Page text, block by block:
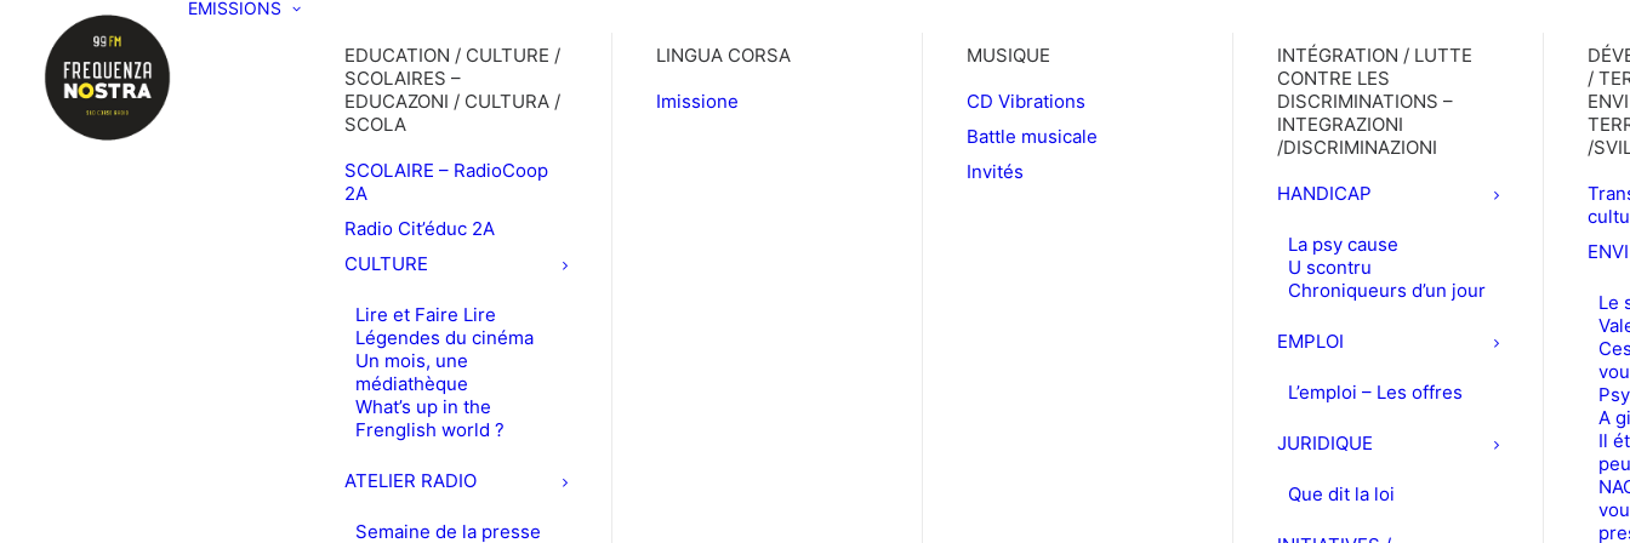
EMISSIONS
EDUCATION / CULTURE /
SCOLAIRES –
EDUCAZONI / CULTURA /
SCOLA
SCOLAIRE – RadioCoop
2A
Radio Cit’éduc 2A
CULTURE
Lire et Faire Lire
Légendes du cinéma
Un mois, une
médiathèque
What’s up in the
Frenglish world ?
ATELIER RADIO
Semaine de la presse
LINGUA CORSA
Imissione
MUSIQUE
CD Vibrations
Battle musicale
Invités
INTÉGRATION / LUTTE
CONTRE LES
DISCRIMINATIONS –
INTEGRAZIONI
/DISCRIMINAZIONI
HANDICAP
La psy cause
U scontru
Chroniqueurs d’un jour
EMPLOI
L’emploi – Les offres
JURIDIQUE
Que dit la loi
/
/
Le
A
Il